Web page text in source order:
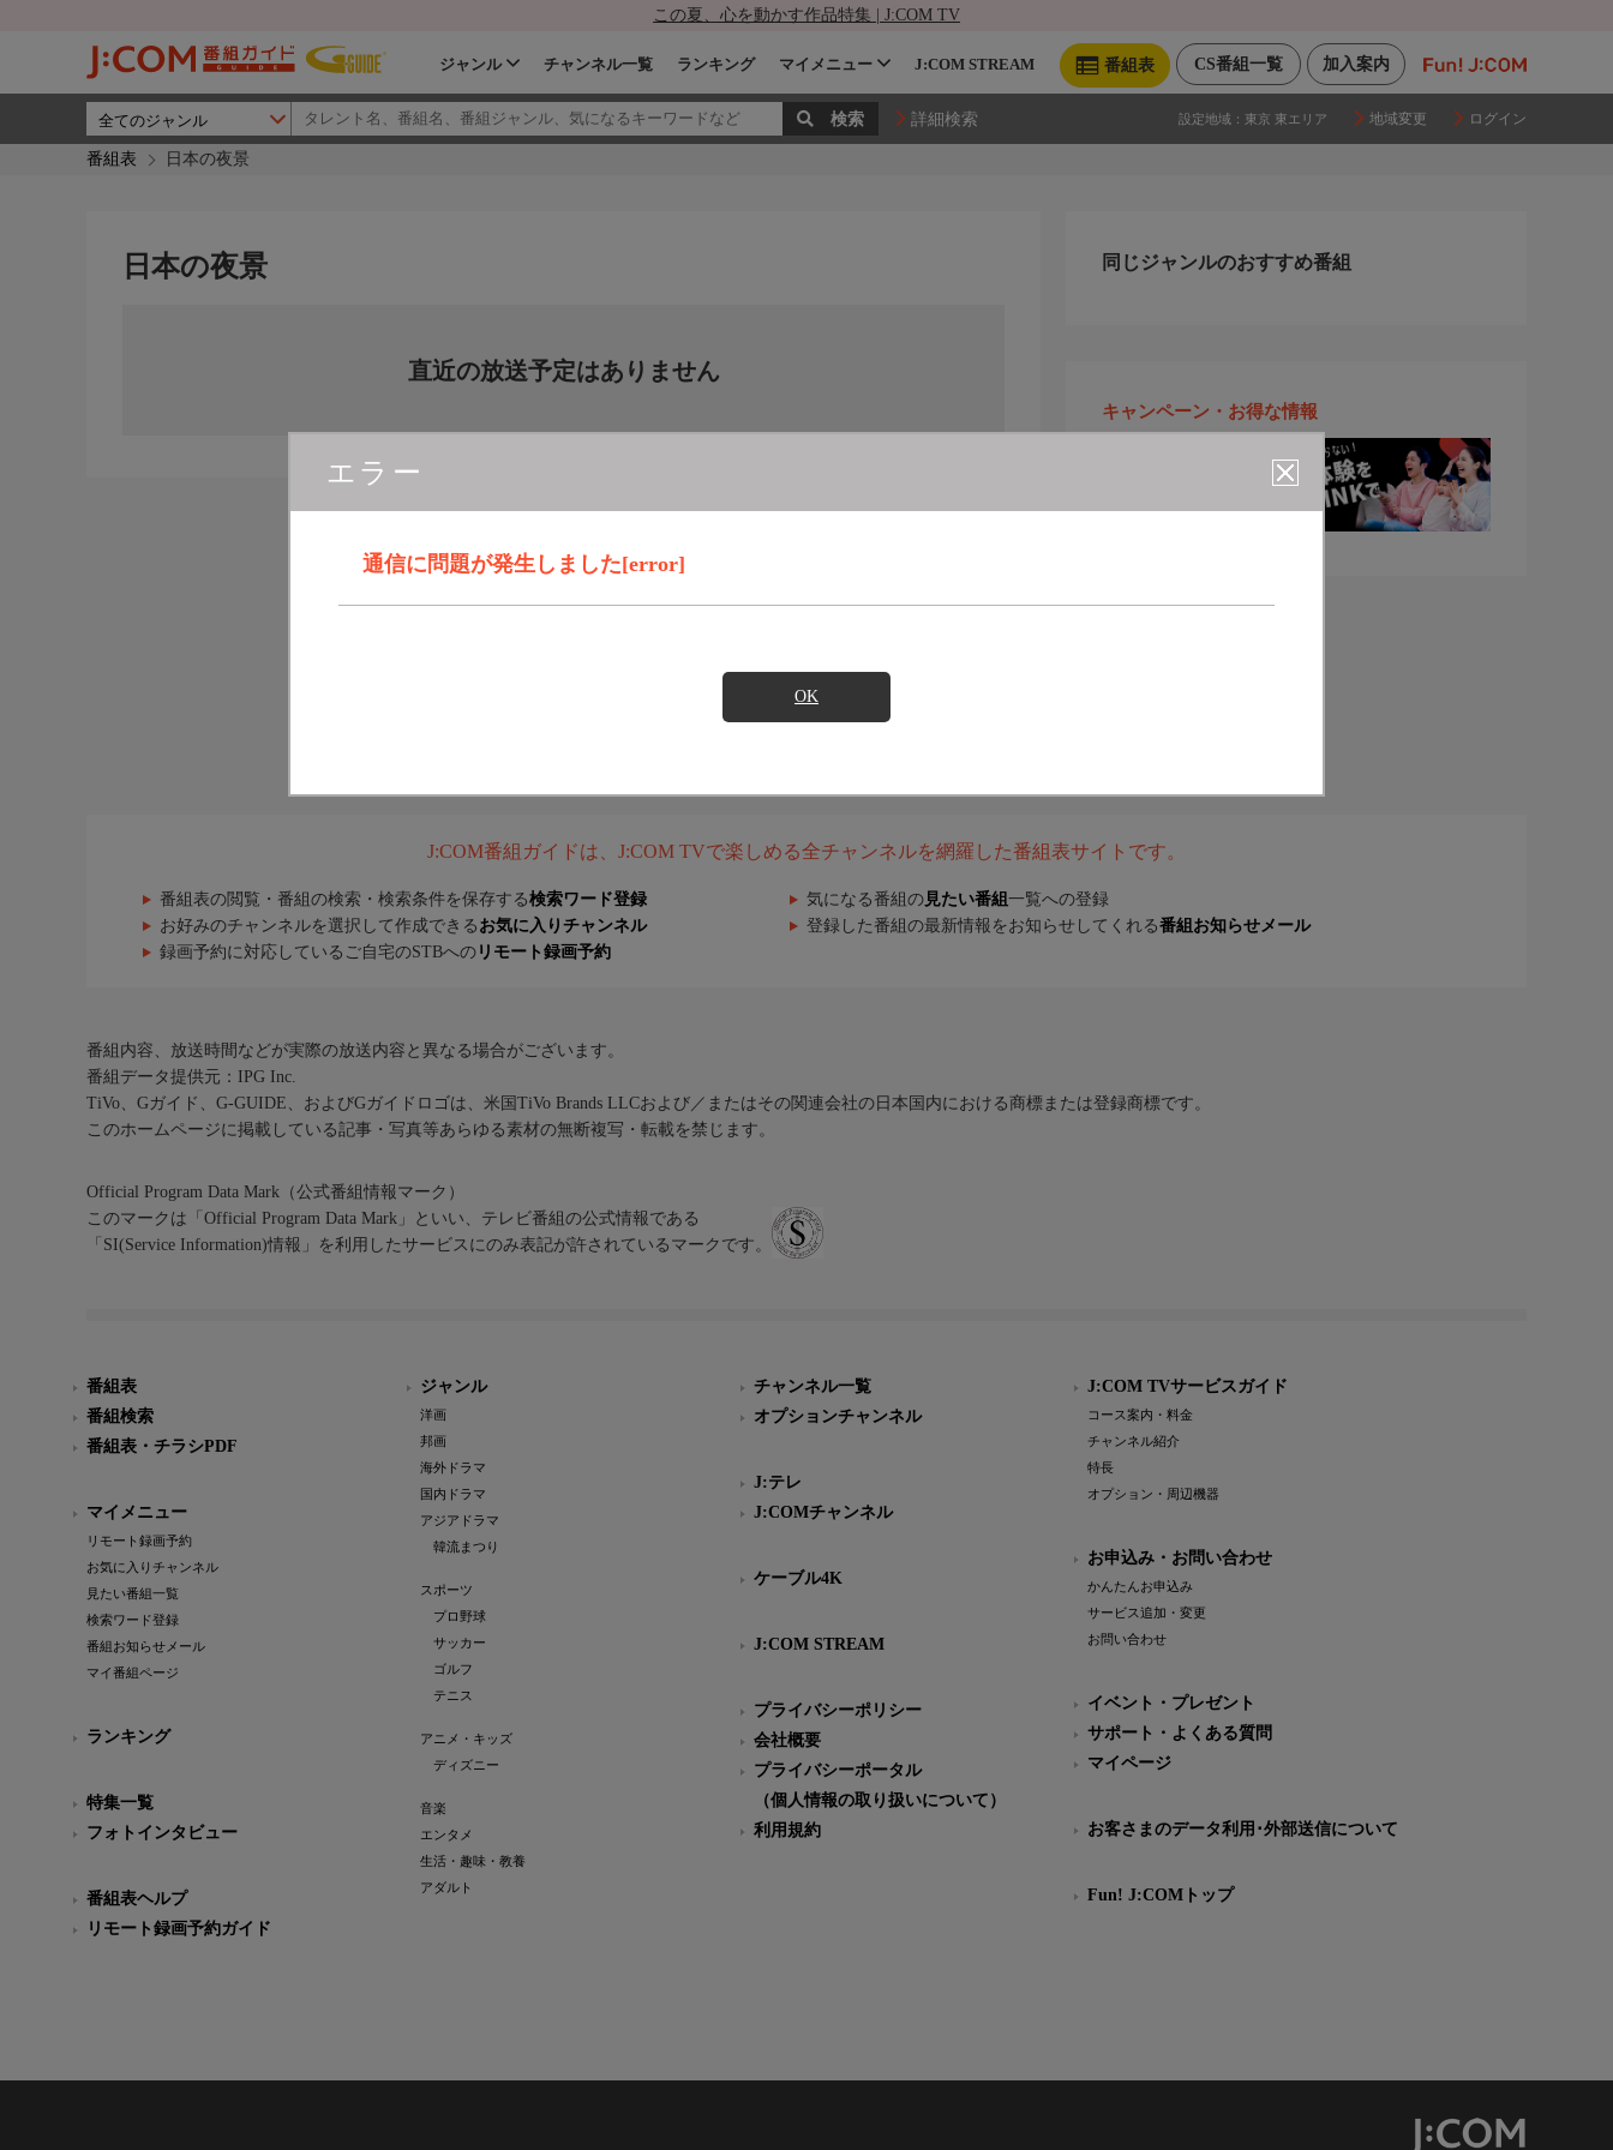
この夏、心を動かす作品特集 | J:COM TV
加入案内
CS番組一覧
番組表
ジャンル チャンネル一覧 ランキング マイメニュー J:COM STREAM
詳細検索 設定地域： 東京 東エリア 地域変更 ログイン
番組表 日本の夜景
エラー
通信に問題が発生しました[error]
OK
日本の夜景
直近の放送予定はありません
同じジャンルのおすすめ番組
キャンペーン・お得な情報
J:COM番組ガイドは、J:COM TVで楽しめる全チャンネルを網羅した番組表サイトです。
番組表の閲覧・番組の検索・検索条件を保存する検索ワード登録 気になる番組の 見たい番組 一覧への登録
お好みのチャンネルを選択して作成できる お気に入りチャンネル 登録した番組の最新情報をお知らせしてくれる番組お知らせメール
録画予約に対応しているご自宅のSTBへの リモート録画予約
番組内容、放送時間などが実際の放送内容と異なる場合がございます。
番組データ提供元：IPG Inc.
TiVo、Gガイド、G-GUIDE、およびGガイドロゴは、米国TiVo Brands LLCおよび／またはその関連会社の日本国内における商標または登録商標です。
このホームページに掲載している記事・写真等あらゆる素材の無断複写・転載を禁じます。
Official Program Data Mark（公式番組情報マーク）
このマークは「Official Program Data Mark」といい、テレビ番組の公式情報である
「SI(Service Information)情報」を利用したサービスにのみ表記が許されているマークです。
番組表
番組検索
番組表・チラシPDF
マイメニュー
リモート録画予約
お気に入りチャンネル
見たい番組一覧
検索ワード登録
番組お知らせメール
マイ番組ページ
ランキング
特集一覧
フォトインタビュー
番組表ヘルプ
リモート録画予約ガイド
ジャンル
洋画
邦画
海外ドラマ
国内ドラマ
アジアドラマ
韓流まつり
スポーツ
プロ野球
サッカー
ゴルフ
テニス
アニメ・キッズ
ディズニー
音楽
エンタメ
生活・趣味・教養
アダルト
チャンネル一覧
オプションチャンネル
J:テレ
J:COMチャンネル
ケーブル4K
J:COM STREAM
プライバシーポリシー
会社概要
プライバシーポータル
（個人情報の取り扱いについて）
利用規約
J:COM TVサービスガイド
コース案内・料金
チャンネル紹介
特長
オプション・周辺機器
お申込み・お問い合わせ
かんたんお申込み
サービス追加・変更
お問い合わせ
イベント・プレゼント
サポート・よくある質問
マイページ
お客さまのデータ利用･外部送信について
Fun! J:COMトップ